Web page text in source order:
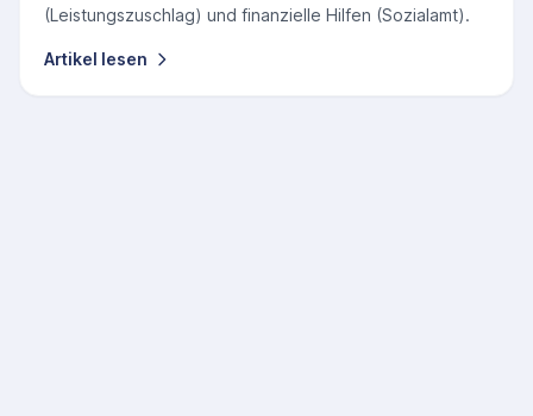
(Leistungszuschlag) und finanzielle Hilfen (Sozialamt).
Artikel lesen